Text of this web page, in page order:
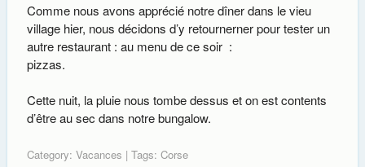
Comme nous avons apprécié notre dîner dans le vieu
village hier, nous décidons d’y retournerner pour tester un
autre restaurant : au menu de ce soir :
pizzas.
Cette nuit, la pluie nous tombe dessus et on est contents
d’être au sec dans notre bungalow.
Category: Vacances | Tags: Corse